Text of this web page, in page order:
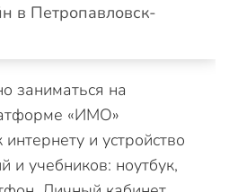
в Петропавловск-
заниматься на
«ИМО»
и устройство
и учебников: ноутбук,